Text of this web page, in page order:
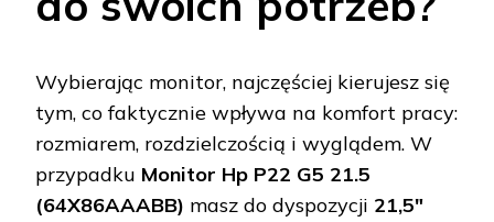
Wybierając monitor, najczęściej kierujesz się
tym, co faktycznie wpływa na komfort pracy:
rozmiarem, rozdzielczością i wyglądem. W
przypadku Monitor Hp P22 G5 21.5
(64X86AAABB) masz do dyspozycji 21,5"